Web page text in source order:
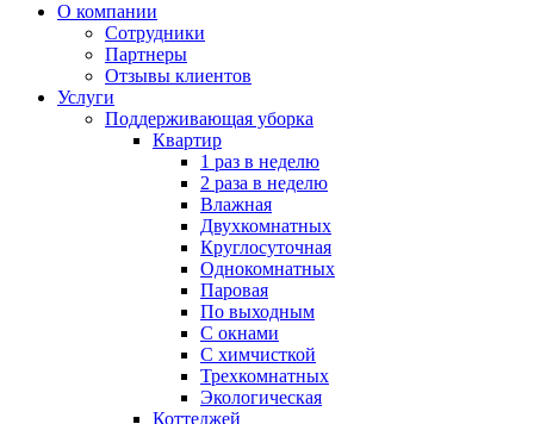
О компании
Сотрудники
Партнеры
Отзывы клиентов
Услуги
Поддерживающая уборка
Квартир
1 раз в неделю
2 раза в неделю
Влажная
Двухкомнатных
Круглосуточная
Однокомнатных
Паровая
По выходным
С окнами
С химчисткой
Трехкомнатных
Экологическая
Коттеджей